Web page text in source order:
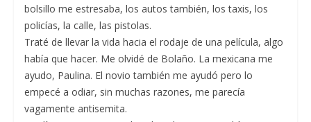
bolsillo me estresaba, los autos también, los taxis, los
policías, la calle, las pistolas.
Traté de llevar la vida hacia el rodaje de una película, algo
había que hacer. Me olvidé de Bolaño. La mexicana me
ayudo, Paulina. El novio también me ayudó pero lo
empecé a odiar, sin muchas razones, me parecía
vagamente antisemita.